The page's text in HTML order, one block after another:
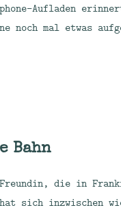
Aufladen
noch mal etwas
Bahn
Freundin, die in
sich inzwischen